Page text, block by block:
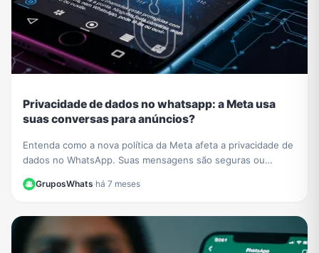
Privacidade de dados no whatsapp: a Meta usa
suas conversas para anúncios?
Entenda como a nova política da Meta afeta a privacidade de
dados no WhatsApp. Suas mensagens são seguras ou
GruposWhats·há 7 meses